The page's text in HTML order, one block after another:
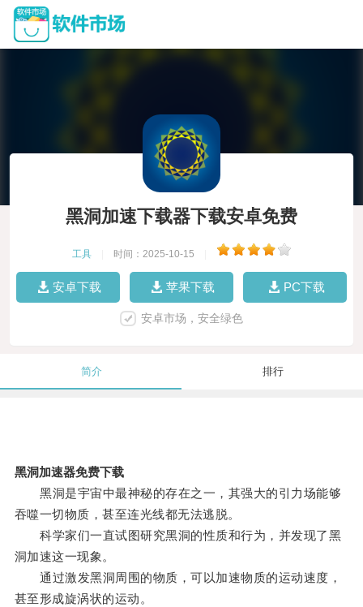
黑洞加速下载器下载安卓免费
工具 时间：2025-10-15
安卓下载 苹果下载 PC下载
安卓市场，安全绿色
简介 排行
黑洞加速器免费下载
黑洞是宇宙中最神秘的存在之一，其强大的引力场能够
吞噬一切物质，甚至连光线都无法逃脱。
科学家们一直试图研究黑洞的性质和行为，并发现了黑
洞加速这一现象。
通过激发黑洞周围的物质，可以加速物质的运动速度，
甚至形成旋涡状的运动。